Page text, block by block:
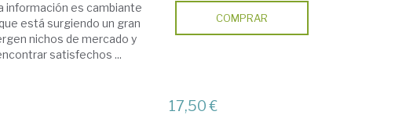
información es cambiante
está surgiendo un gran
nichos de mercado y
satisfechos ...
COMPRAR
17,50 €